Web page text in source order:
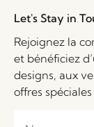
Let's Stay in
Rejoignez la
et bénéficiez
designs, aux
offres